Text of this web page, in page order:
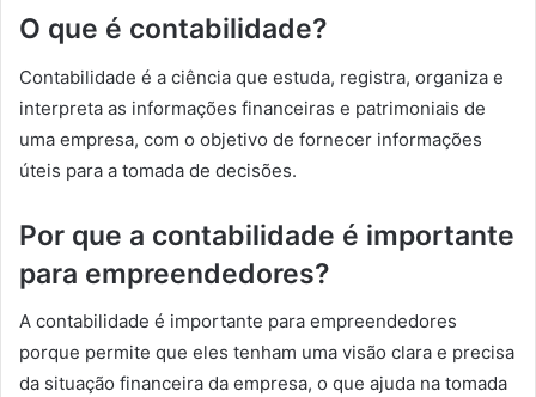
O que é contabilidade?
Contabilidade é a ciência que estuda, registra, organiza e
interpreta as informações financeiras e patrimoniais de
uma empresa, com o objetivo de fornecer informações
úteis para a tomada de decisões.
Por que a contabilidade é importante
para empreendedores?
A contabilidade é importante para empreendedores
porque permite que eles tenham uma visão clara e precisa
da situação financeira da empresa, o que ajuda na tomada